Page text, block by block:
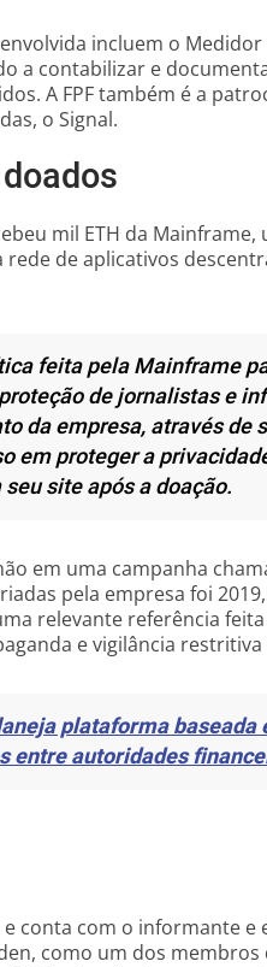
incluem o
a contabilizar e
A FPF também é a
o Signal.
mil ETH da Mainframe,
de aplicativos
feita pela Mainframe
de jornalistas e
da empresa, através de
em proteger a
site após a doação.
em uma campanha
pela empresa foi
relevante referência
e vigilância
plataforma baseada
entre autoridades
e conta com o informante e
como um dos membros